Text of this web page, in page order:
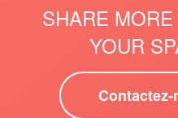
SHARE
YOUR